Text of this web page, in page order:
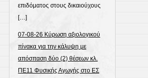
επιδόματος στους δικαιούχους
[…]
07-08-26 Κύρωση αξιολογικού
πίνακα για την κάλυψη με
απόσπαση δύο (2) θέσεων κλ.
ΠΕ11 Φυσικής Αγωγής στο ΕΣ